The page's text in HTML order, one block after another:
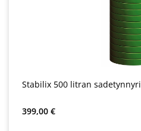
Stabilix 500 litran sadetynnyri
Normaali hinta:
399,00 €